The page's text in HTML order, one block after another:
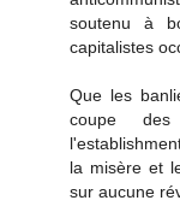
soutenu à
capitalistes
Que les
coupe des
la misère et
sur aucune